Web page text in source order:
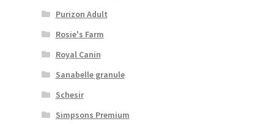
Purizon Adult
Rosie's Farm
Royal Canin
Sanabelle granule
Schesir
Simpsons Premium